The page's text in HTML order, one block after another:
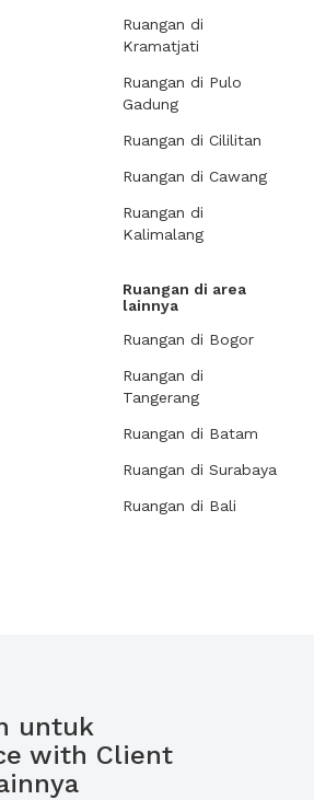
Ruangan di
Kramatjati
Ruangan di Pulo
Gadung
Ruangan di Cililitan
Ruangan di Cawang
Ruangan di
Kalimalang
Ruangan di area
lainnya
Ruangan di Bogor
Ruangan di
Tangerang
Ruangan di Batam
Ruangan di Surabaya
Ruangan di Bali
untuk
with Client